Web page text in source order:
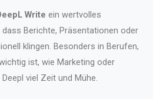
Write ein wertvolles
Berichte, Präsentationen oder
klingen. Besonders in Berufen,
ist, wie Marketing oder
viel Zeit und Mühe.